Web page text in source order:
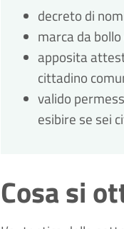
decreto di
marca da
apposita
cittadino
valido
esibire se sei
Cosa si